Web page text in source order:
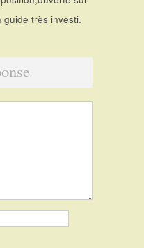
guide très investi.